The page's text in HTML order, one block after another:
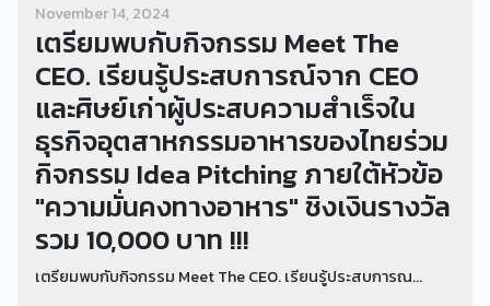
November 14, 2024
เตรียมพบกับกิจกรรม Meet The
CEO. เรียนรู้ประสบการณ์จาก CEO
และศิษย์เก่าผู้ประสบความสำเร็จใน
ธุรกิจอุตสาหกรรมอาหารของไทยร่วม
กิจกรรม Idea Pitching ภายใต้หัวข้อ
"ความมั่นคงทางอาหาร" ชิงเงินรางวัล
รวม 10,000 บาท !!!
เตรียมพบกับกิจกรรม Meet The CEO. เรียนรู้ประสบการณ...